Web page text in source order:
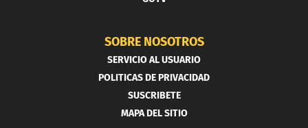
SOBRE NOSOTROS
SERVICIO AL USUARIO
POLITICAS DE PRIVACIDAD
SUSCRIBETE
MAPA DEL SITIO